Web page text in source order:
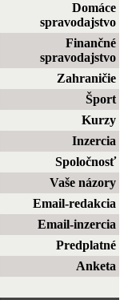
Domáce
spravodajstvo
Finančné
spravodajstvo
Zahraničie
Šport
Kurzy
Inzercia
Spoločnosť
Vaše názory
Email-redakcia
Email-inzercia
Predplatné
Anketa